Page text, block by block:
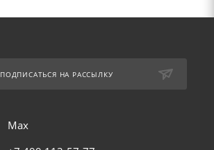
ПОДПИСАТЬСЯ НА РАССЫЛКУ
Max